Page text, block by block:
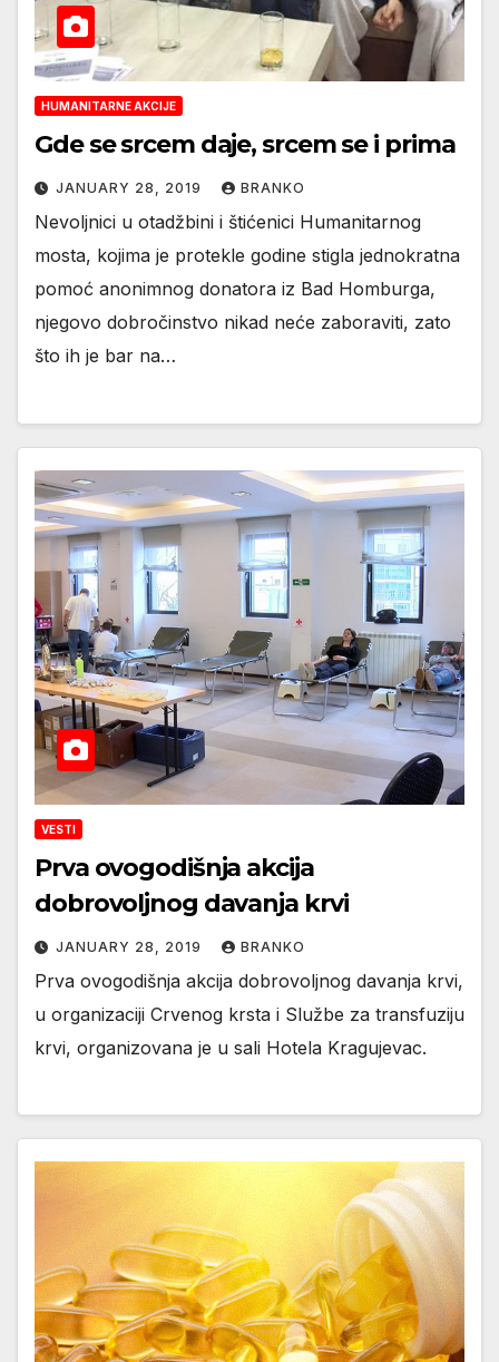
HUMANITARNE AKCIJE
Gde se srcem daje, srcem se i prima
JANUARY 28, 2019 BRANKO
Nevoljnici u otadžbini i štićenici Humanitarnog
mosta, kojima je protekle godine stigla jednokratna
pomoć anonimnog donatora iz Bad Homburga,
njegovo dobročinstvo nikad neće zaboraviti, zato
što ih je bar na…
VESTI
Prva ovogodišnja akcija
dobrovoljnog davanja krvi
JANUARY 28, 2019 BRANKO
Prva ovogodišnja akcija dobrovoljnog davanja krvi,
u organizaciji Crvenog krsta i Službe za transfuziju
krvi, organizovana je u sali Hotela Kragujevac.